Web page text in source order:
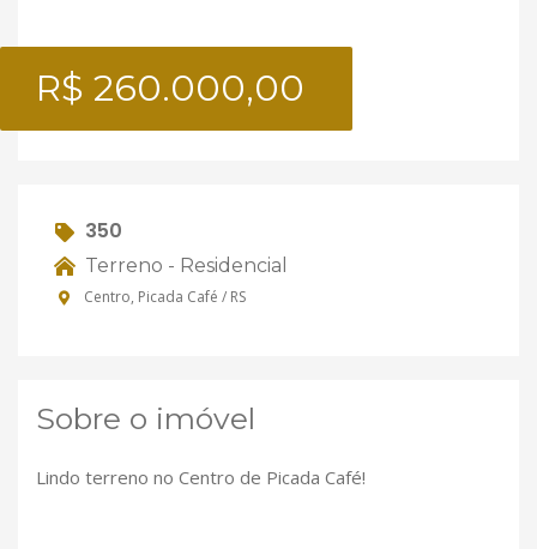
R$ 260.000,00
350
Terreno - Residencial
Centro, Picada Café / RS
Sobre o imóvel
Lindo terreno no Centro de Picada Café!